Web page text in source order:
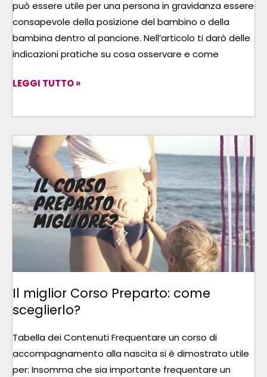
può essere utile per una persona in gravidanza essere
consapevole della posizione del bambino o della
bambina dentro al pancione. Nell’articolo ti darò delle
indicazioni pratiche su cosa osservare e come
LEGGI TUTTO »
Il miglior Corso Preparto: come
sceglierlo?
Tabella dei Contenuti Frequentare un corso di
accompagnamento alla nascita si è dimostrato utile
per: Insomma che sia importante frequentare un
IL
MIGLIOR
CORSO
PREPARTO:
COME
SCEGLIERLO?